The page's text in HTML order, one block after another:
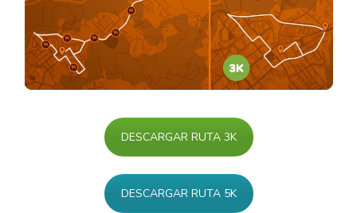
DESCARGAR RUTA 3K
DESCARGAR RUTA 5K